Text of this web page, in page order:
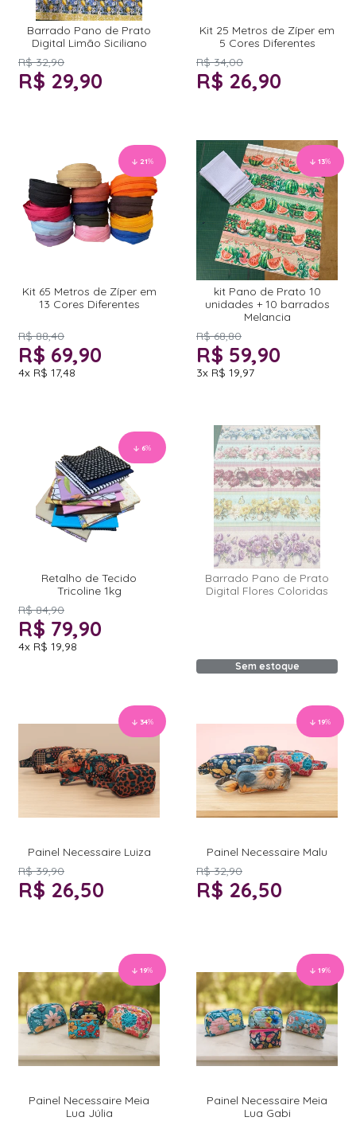
Barrado Pano de Prato
Digital Limão Siciliano
R$ 32,90
R$ 29,90
Kit 25 Metros de Zíper em
5 Cores Diferentes
R$ 34,00
R$ 26,90
21%
Kit 65 Metros de Zíper em
13 Cores Diferentes
R$ 88,40
R$ 69,90
4x R$ 17,48
13%
kit Pano de Prato 10
unidades + 10 barrados
Melancia
R$ 68,80
R$ 59,90
3x R$ 19,97
6%
Retalho de Tecido
Tricoline 1kg
R$ 84,90
R$ 79,90
4x R$ 19,98
Barrado Pano de Prato
Digital Flores Coloridas
Sem estoque
34%
Painel Necessaire Luiza
R$ 39,90
R$ 26,50
19%
Painel Necessaire Malu
R$ 32,90
R$ 26,50
19%
Painel Necessaire Meia
Lua Júlia
19%
Painel Necessaire Meia
Lua Gabi